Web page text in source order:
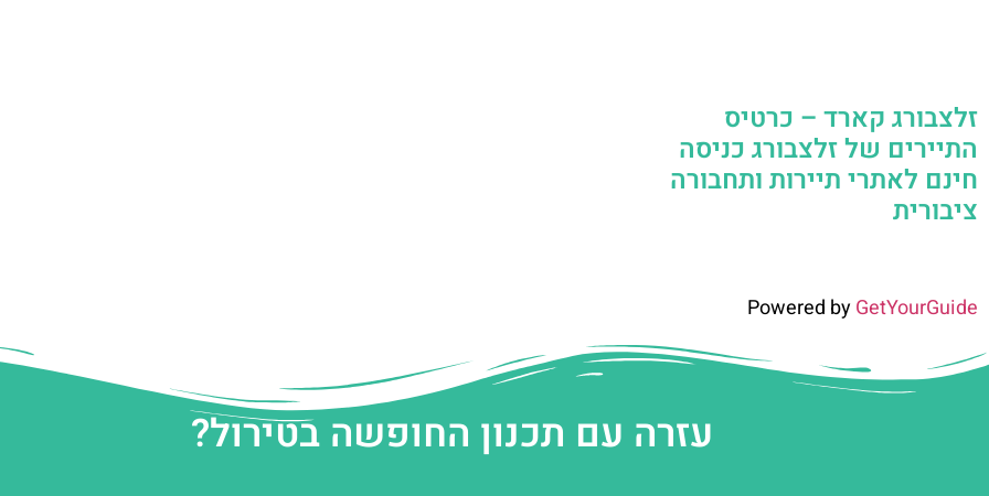
זלצבורג קארד – כרטיס
התיירים של זלצבורג כניסה
חינם לאתרי תיירות ותחבורה
ציבורית
Powered byGetYourGuide
עזרה עם תכנון החופשה בטירול?